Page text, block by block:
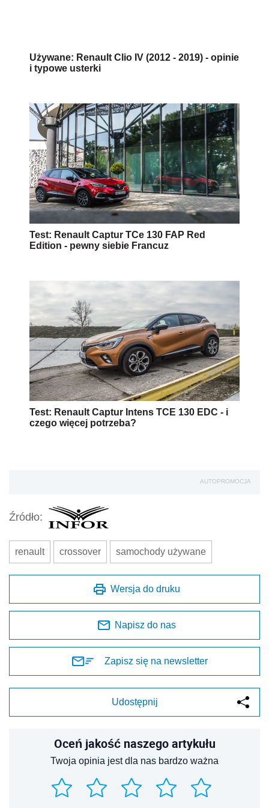
Używane: Renault Clio IV (2012 - 2019) - opinie
i typowe usterki
Test: Renault Captur TCe 130 FAP Red
Edition - pewny siebie Francuz
Test: Renault Captur Intens TCE 130 EDC - i
czego więcej potrzeba?
AUTOPROMOCJA
Źródło:
renault crossover samochody używane
Wersja do druku
Napisz do nas
Zapisz się na newsletter
Udostępnij
Oceń jakość naszego artykułu
Twoja opinia jest dla nas bardzo ważna